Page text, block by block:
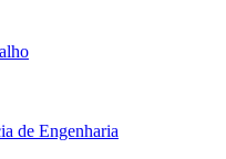
de Engenharia